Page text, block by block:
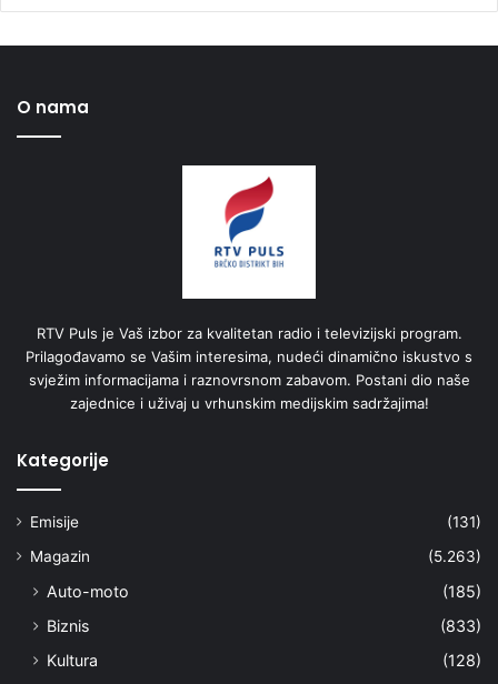
O nama
RTV Puls je Vaš izbor za kvalitetan radio i televizijski program.
Prilagođavamo se Vašim interesima, nudeći dinamično iskustvo s
svježim informacijama i raznovrsnom zabavom. Postani dio naše
zajednice i uživaj u vrhunskim medijskim sadržajima!
Kategorije
Emisije
(131)
Magazin
(5.263)
Auto-moto
(185)
Biznis
(833)
Kultura
(128)